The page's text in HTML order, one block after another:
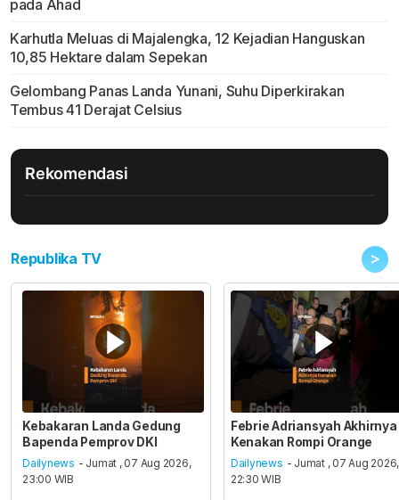
pada Ahad
Karhutla Meluas di Majalengka, 12 Kejadian Hanguskan
10,85 Hektare dalam Sepekan
Gelombang Panas Landa Yunani, Suhu Diperkirakan
Tembus 41 Derajat Celsius
Rekomendasi
Republika TV >
Kebakaran Landa Gedung
Bapenda Pemprov DKI
Dailynews - Jumat , 07 Aug 2026,
23:00 WIB
Febrie Adriansyah Akhirnya
Kenakan Rompi Orange
Dailynews - Jumat , 07 Aug 2026,
22:30 WIB